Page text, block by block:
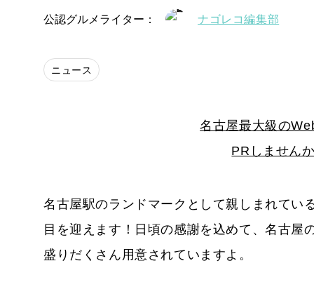
公認グルメライター： ナゴレコ編集部
ニュース
名古屋最大級の
PRしません
名古屋駅のランドマークとして親しまれてい
目を迎えます！日頃の感謝を込めて、名古屋
盛りだくさん用意されていますよ。